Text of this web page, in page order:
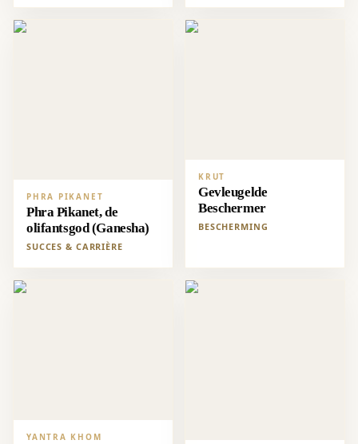
PHRA PIKANET
Phra Pikanet, de
olifantsgod (Ganesha)
SUCCES & CARRIÈRE
KRUT
Gevleugelde
Beschermer
BESCHERMING
YANTRA KHOM